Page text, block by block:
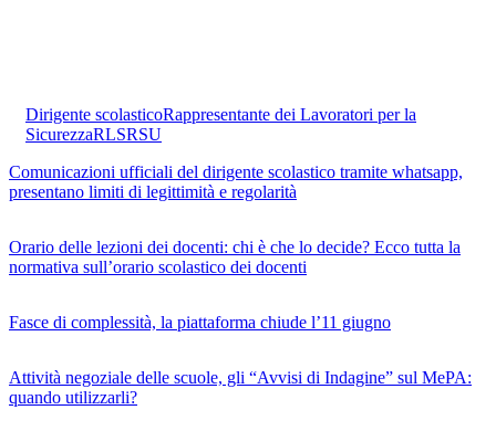
Dirigente scolasticoRappresentante dei Lavoratori per la
SicurezzaRLSRSU
Comunicazioni ufficiali del dirigente scolastico tramite whatsapp,
presentano limiti di legittimità e regolarità
Orario delle lezioni dei docenti: chi è che lo decide? Ecco tutta la
normativa sull’orario scolastico dei docenti
Fasce di complessità, la piattaforma chiude l’11 giugno
Attività negoziale delle scuole, gli “Avvisi di Indagine” sul MePA:
quando utilizzarli?